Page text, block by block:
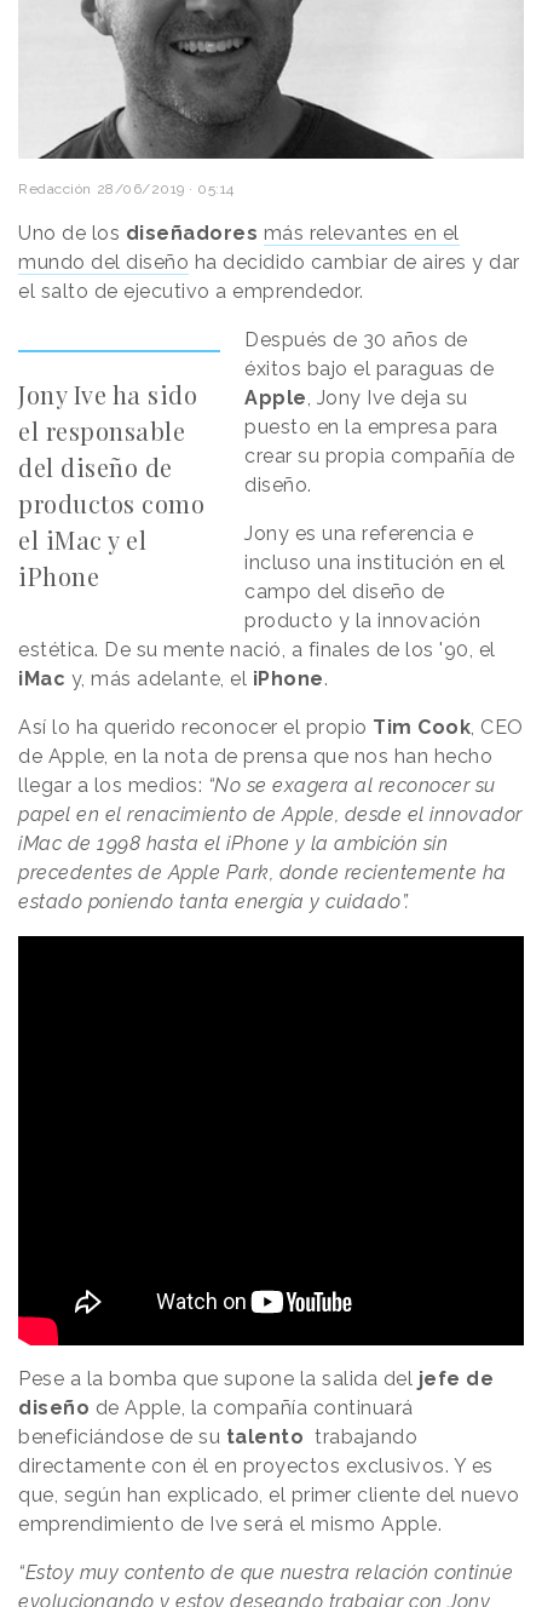
Redacción 28/06/2019 · 05:14
Uno de los diseñadores más relevantes en el
mundo del diseño ha decidido cambiar de aires y dar
el salto de ejecutivo a emprendedor.
Jony Ive ha sido
el responsable
del diseño de
productos como
el iMac y el
iPhone
Después de 30 años de
éxitos bajo el paraguas de
Apple, Jony Ive deja su
puesto en la empresa para
crear su propia compañía de
diseño.
Jony es una referencia e
incluso una institución en el
campo del diseño de
producto y la innovación
estética. De su mente nació, a finales de los '90, el
iMac y, más adelante, el iPhone.
Así lo ha querido reconocer el propio Tim Cook, CEO
de Apple, en la nota de prensa que nos han hecho
llegar a los medios: “No se exagera al reconocer su
papel en el renacimiento de Apple, desde el innovador
iMac de 1998 hasta el iPhone y la ambición sin
precedentes de Apple Park, donde recientemente ha
estado poniendo tanta energía y cuidado”.
Pese a la bomba que supone la salida del jefe de
diseño de Apple, la compañía continuará
beneficiándose de su talento trabajando
directamente con él en proyectos exclusivos. Y es
que, según han explicado, el primer cliente del nuevo
emprendimiento de Ive será el mismo Apple.
“Estoy muy contento de que nuestra relación continúe
evolucionando y estoy deseando trabajar con Jony